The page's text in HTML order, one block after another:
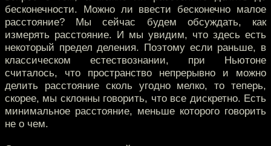
бесконечности. Можно ли ввести бесконечно малое
расстояние? Мы сейчас будем обсуждать, как
измерять расстояние. И мы увидим, что здесь есть
некоторый предел деления. Поэтому если раньше, в
классическом естествознании, при Ньютоне
считалось, что пространство непрерывно и можно
делить расстояние сколь угодно мелко, то теперь,
скорее, мы склонны говорить, что все дискретно. Есть
минимальное расстояние, меньше которого говорить
не о чем.